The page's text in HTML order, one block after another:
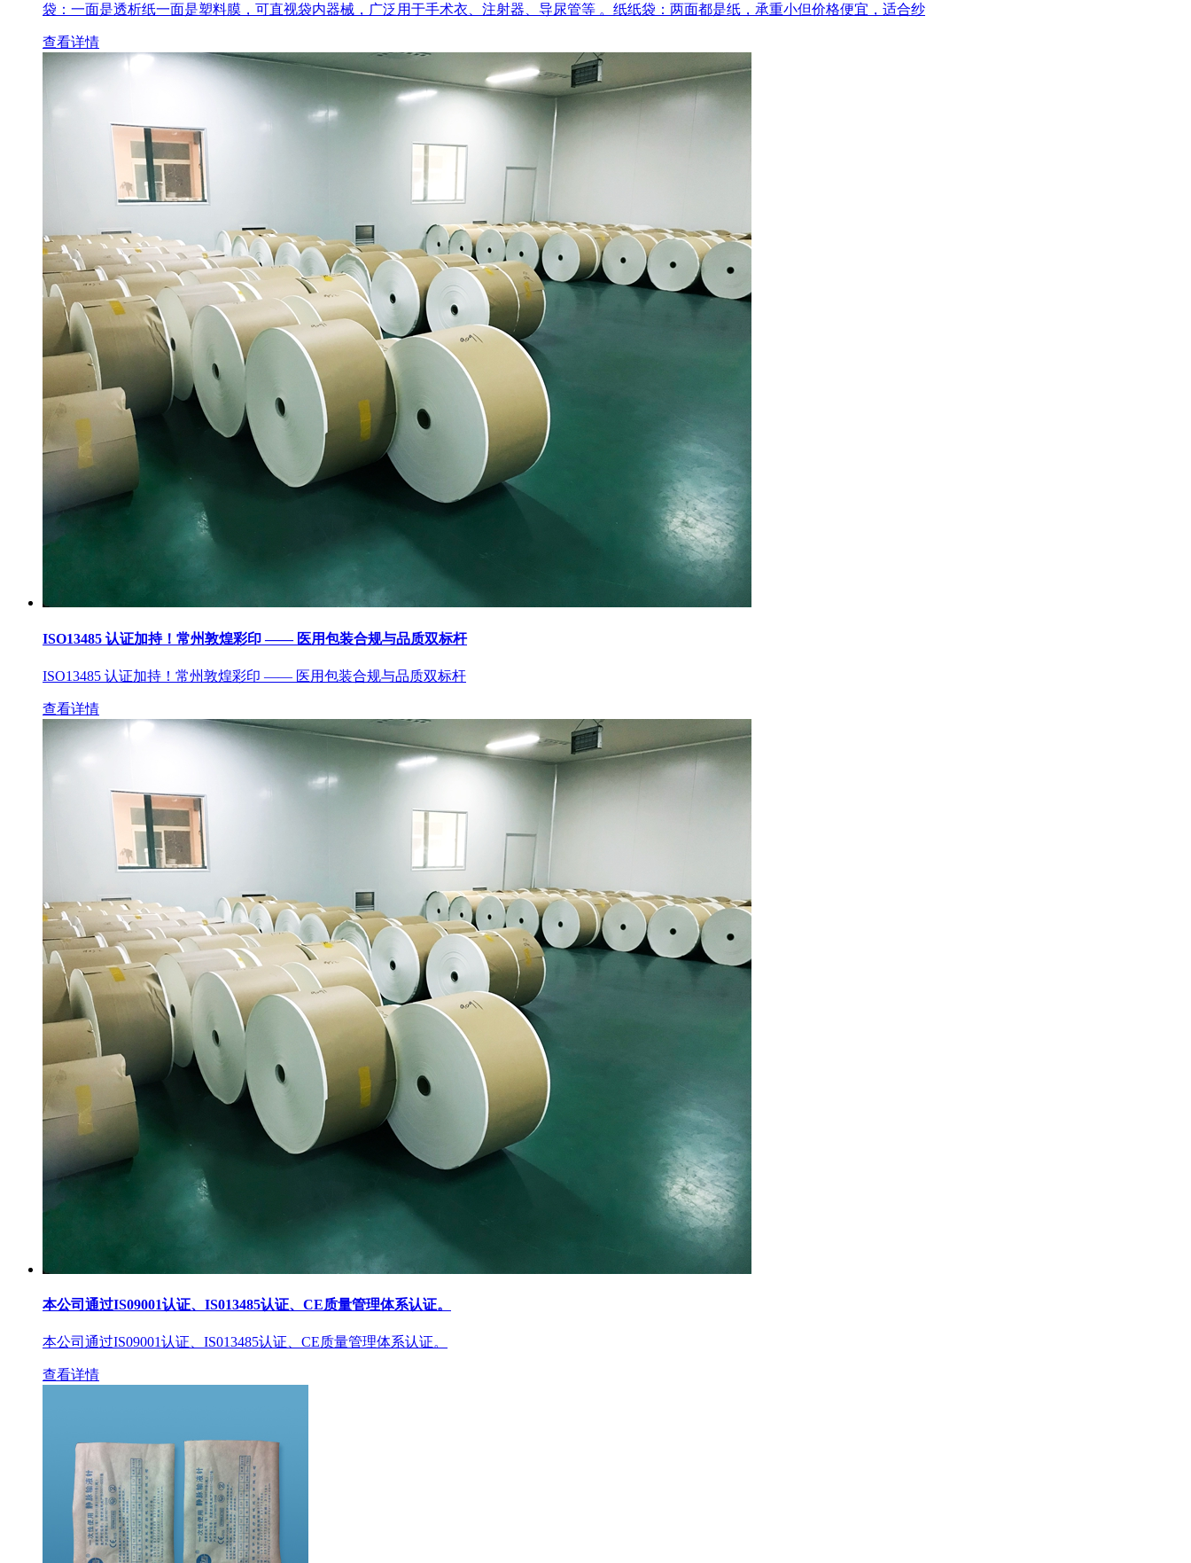
袋‌：一面是透析纸一面是塑料膜，可直视袋内器械，广泛用于手术衣、注射器、导尿管等 。‌纸纸袋‌：两面都是纸，承重小但价格便宜，适合纱
查看详情
ISO13485 认证加持！常州敦煌彩印 —— 医用包装合规与品质双标杆
ISO13485 认证加持！常州敦煌彩印 —— 医用包装合规与品质双标杆
查看详情
本公司通过IS09001认证、IS013485认证、CE质量管理体系认证。
本公司通过IS09001认证、IS013485认证、CE质量管理体系认证。
查看详情